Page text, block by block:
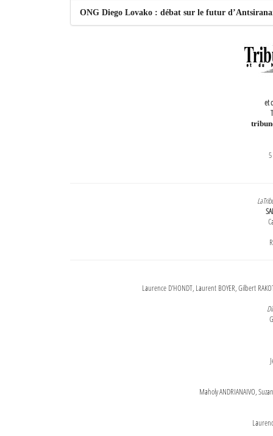
ONG Diego Lovako : débat sur le futur
et
Laurence D'HONDT, Laurent BOYER, Gilbert
Maholy ANDRIANAIVO,